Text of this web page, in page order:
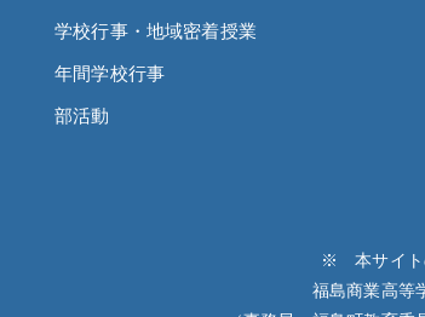
学校行事・地域密着授業
年間学校行事
部活動
※ 本サイト
福島商業高等